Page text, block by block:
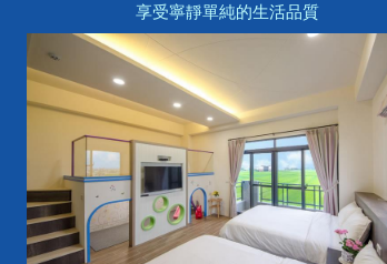
享受寧靜單純的生活品質